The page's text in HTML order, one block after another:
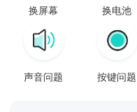
换屏幕 换电池
声音问题 按键问题